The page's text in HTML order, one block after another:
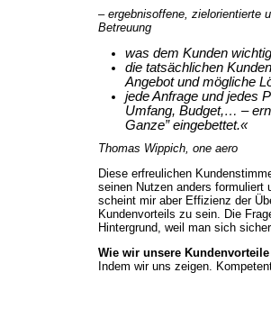
– ergebnisoffene, zielorientierte
Betreuung
was dem Kunden
die tatsächlichen
Angebot und mögliche
jede Anfrage und jedes
Umfang, Budget,… –
Ganze” eingebettet.«
Thomas Wippich, one aero
Diese erfreulichen
seinen Nutzen anders formuliert
scheint mir aber Effizienz der
Kundenvorteils zu sein. Die
Hintergrund, weil man sich
Wie wir unsere
Indem wir uns zeigen.